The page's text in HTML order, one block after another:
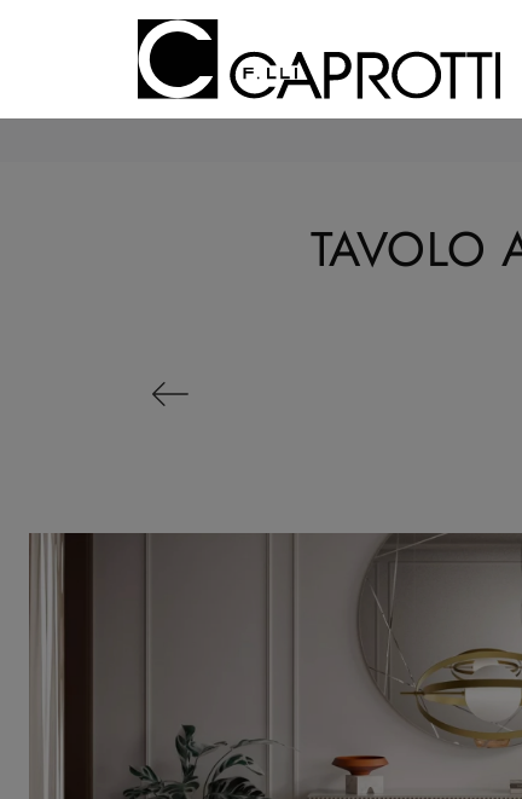
TAVOLO